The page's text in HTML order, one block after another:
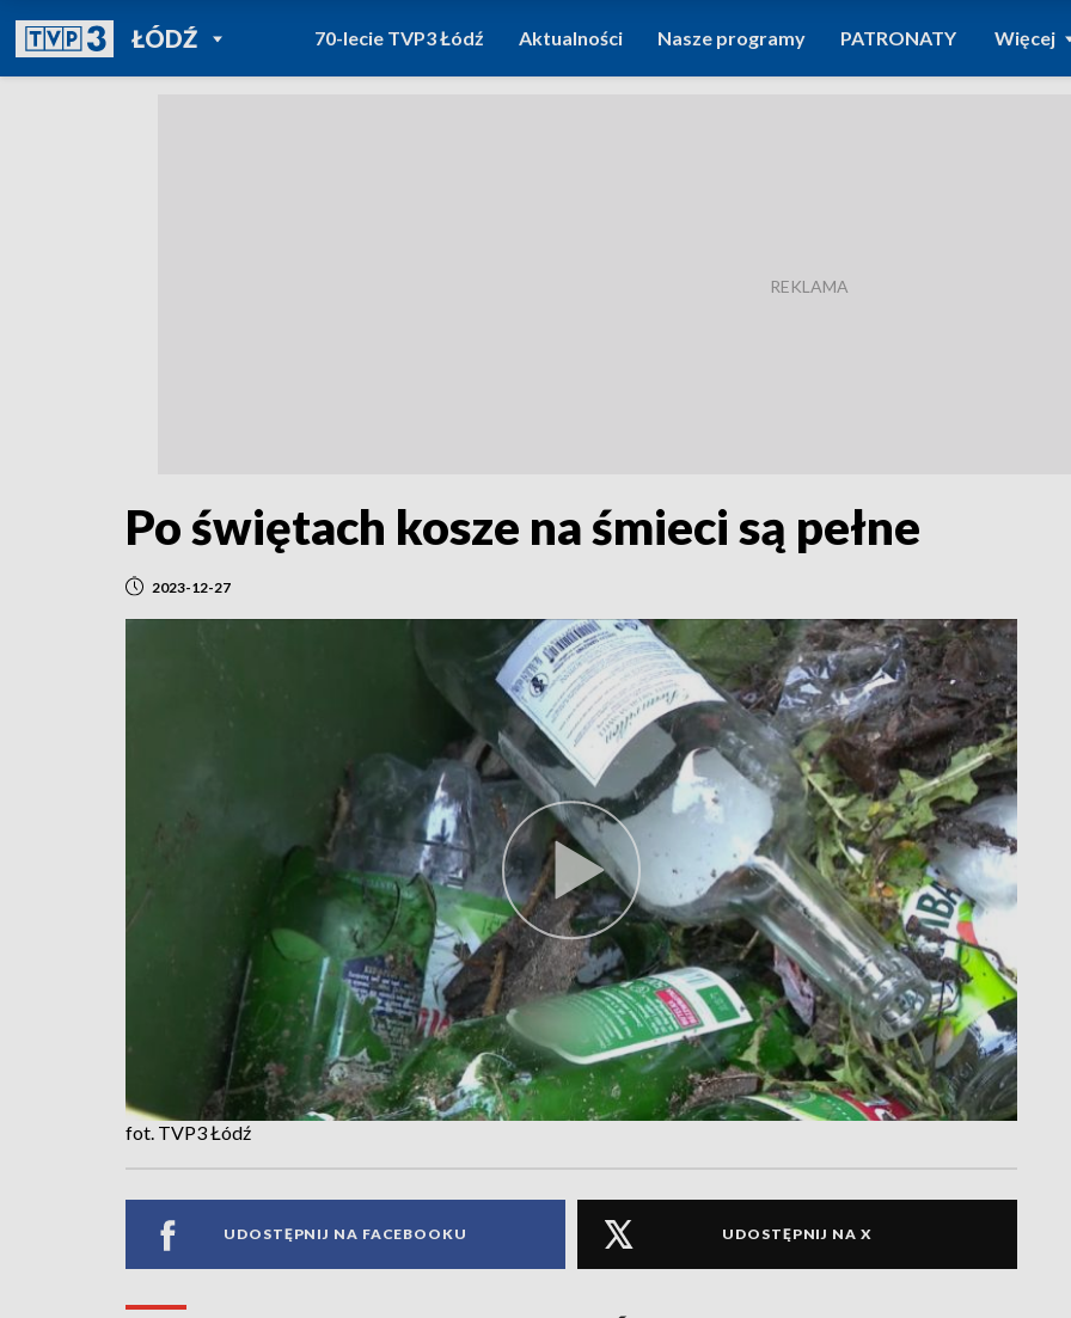
ŁÓDŹPOWRÓT DO
TVP REGIONY
70-lecie TVP3 Łódź Aktualności Nasze programy PATRONATY Więcej
Po świętach kosze na śmieci są pełne
2023-12-27
fot. TVP3 Łódź
UDOSTĘPNIJ NA FACEBOOKU UDOSTĘPNIJ NA X